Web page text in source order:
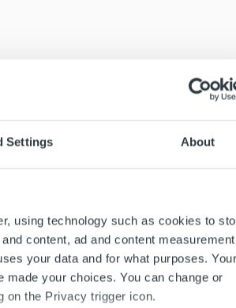
Settings About
using technology such as cookies to
content, ad and content
your data and for what purposes. Your
your choices. You can change or
on the Privacy trigger icon.